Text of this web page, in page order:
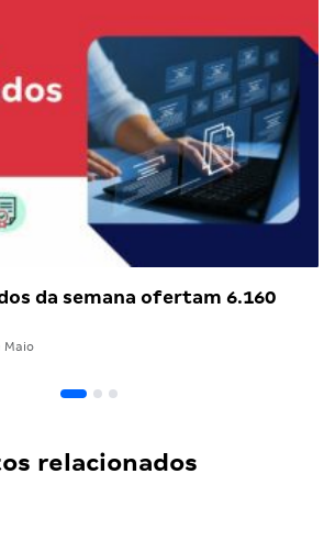
da semana ofertam 6.160
Maio
relacionados